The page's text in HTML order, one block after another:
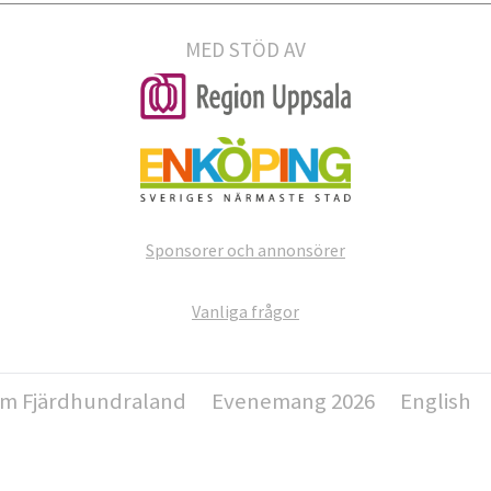
MED STÖD AV
Sponsorer och annonsörer
Vanliga frågor
Fjärdhundraland Evenemang 2026 English